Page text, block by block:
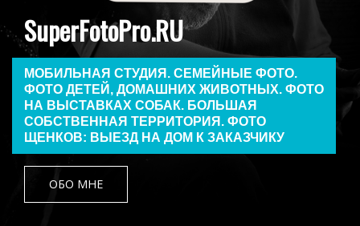
SuperFotoPro.RU
МОБИЛЬНАЯ СТУДИЯ. СЕМЕЙНЫЕ ФОТО.
ФОТО ДЕТЕЙ, ДОМАШНИХ ЖИВОТНЫХ. ФОТО
НА ВЫСТАВКАХ СОБАК. БОЛЬШАЯ
СОБСТВЕННАЯ ТЕРРИТОРИЯ. ФОТО
ЩЕНКОВ: ВЫЕЗД НА ДОМ К ЗАКАЗЧИКУ
ОБО МНЕ